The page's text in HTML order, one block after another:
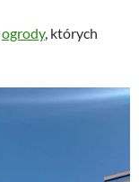
ogrody, których